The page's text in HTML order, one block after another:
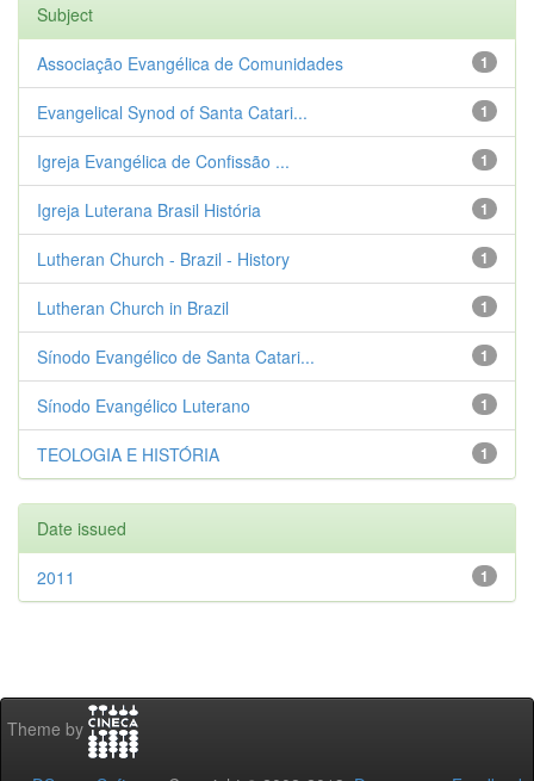
Subject
1
Associação Evangélica de Comunidades
1
Evangelical Synod of Santa Catari...
1
Igreja Evangélica de Confissão ...
1
Igreja Luterana Brasil História
1
Lutheran Church - Brazil - History
1
Lutheran Church in Brazil
1
Sínodo Evangélico de Santa Catari...
1
Sínodo Evangélico Luterano
1
TEOLOGIA E HISTÓRIA
Date issued
1
2011
Theme by